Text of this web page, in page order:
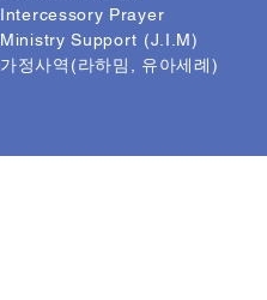
Intercessory Prayer
Ministry Support (J.I.M)
​가정사역(라하밈, 유아세례)